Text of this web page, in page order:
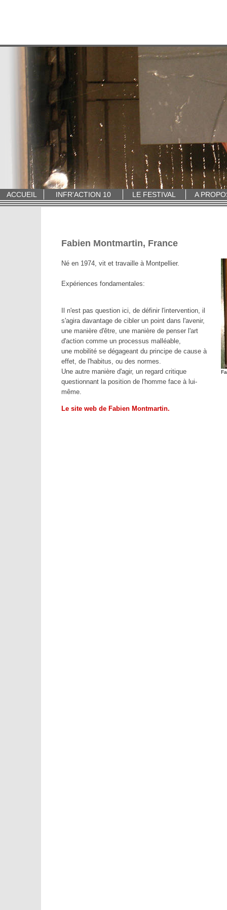
ACCUEIL INFR'ACTION 10 LE FESTIVAL A
Fabien Montmartin, France
Né en 1974, vit et travaille à Montpellier.
Expériences fondamentales:
Il n'est pas question ici, de définir l'intervention, il
s'agira davantage de cibler un point dans l'avenir,
une manière d'être, une manière de penser l'art
d'action comme un processus malléable,
une mobilité se dégageant du principe de cause à
effet, de l'habitus, ou des normes.
Une autre manière d'agir, un regard critique
questionnant la position de l'homme face à lui-
même.
Le site web de Fabien Montmartin.